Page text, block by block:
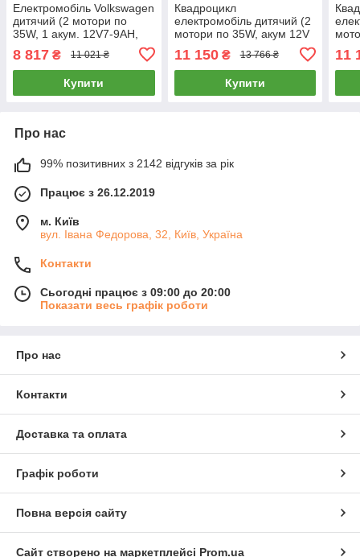
Електромобіль Volkswagen
дитячий (2 мотори по
35W, 1 акум. 12V7-9AH,
EVA, музика, світло) Bambi
M 6281EBLR-8 Рожевий
8 817 ₴ 11 021 ₴
Купити
Квадроцикл
електромобіль дитячий (2
мотори по 35W, акум 12V
CJ333 Червоний
11 150₴ 13 766 ₴
Купити
11
Про нас
99% позитивних з 2142 відгуків за рік
Працює з 26.12.2019
м. Київ
вул. Івана Федорова, 32, Київ, Україна
Контакти
Сьогодні працює з 09:00 до 20:00
Показати весь графік роботи
Про нас
Контакти
Доставка та оплата
Графік роботи
Повна версія сайту
Сайт створено на маркетплейсі Prom.ua